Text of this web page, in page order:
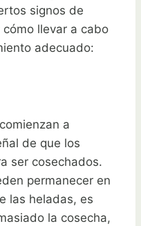
signos de
llevar a cabo
adecuado:
a
de que los
ser cosechados.
permanecer en
las heladas, es
la cosecha,